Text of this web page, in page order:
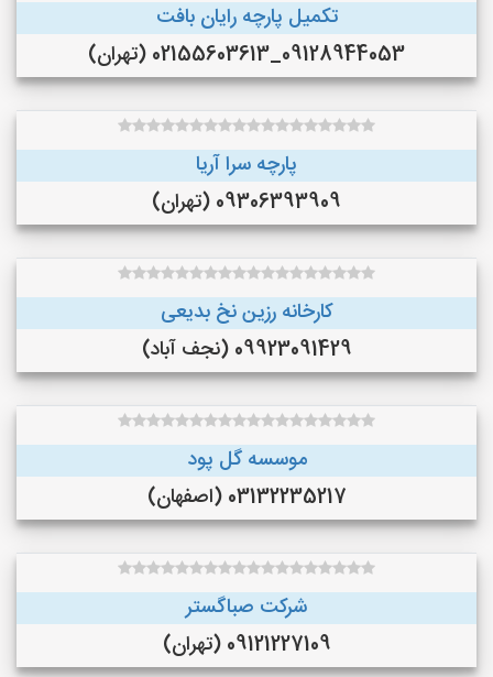
تکمیل پارچه رایان بافت
09128944053_02155603613 (تهران)
پارچه سرا آریا
09306393909 (تهران)
کارخانه رزین نخ بدیعی
09923091429 (نجف‌ آباد)
موسسه گل پود
03132235217 (اصفهان)
شرکت صباگستر
09121227109 (تهران)